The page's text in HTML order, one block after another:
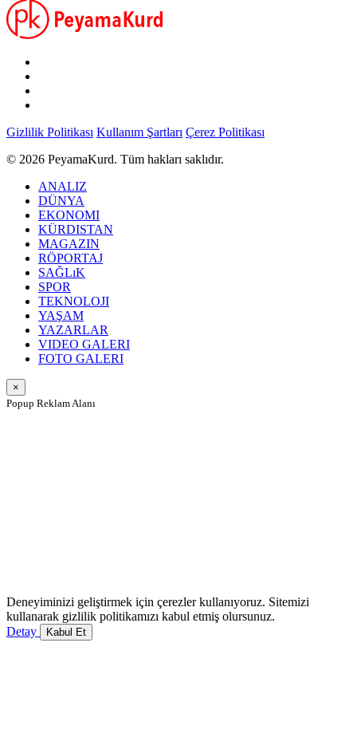
Gizlilik Politikası Kullanım Şartları Çerez Politikası
© 2026 PeyamaKurd. Tüm hakları saklıdır.
ANALIZ
DÜNYA
EKONOMI
KÜRDISTAN
MAGAZIN
RÖPORTAJ
SAĞLıK
SPOR
TEKNOLOJI
YAŞAM
YAZARLAR
VIDEO GALERI
FOTO GALERI
×
Popup Reklam Alanı
Deneyiminizi geliştirmek için çerezler kullanıyoruz. Sitemizi
kullanarak gizlilik politikamızı kabul etmiş olursunuz.
Detay
Kabul Et